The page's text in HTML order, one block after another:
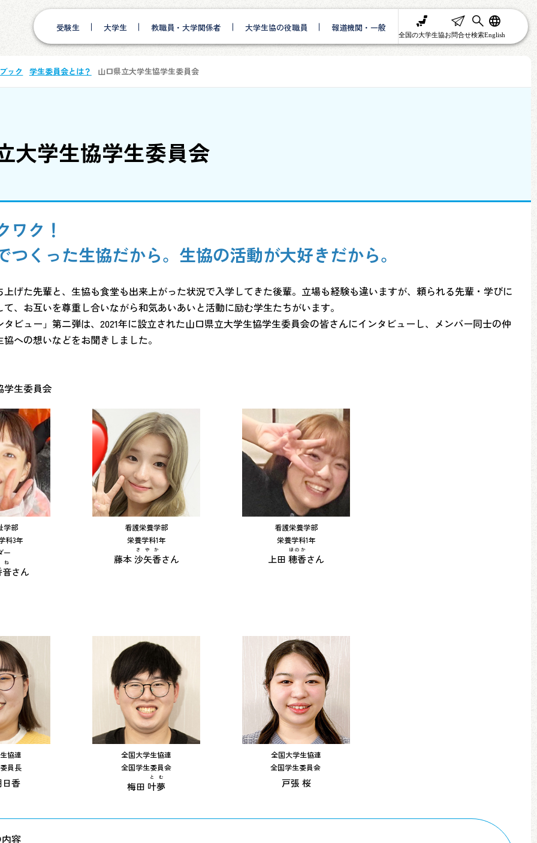
受験生 大学生 教職員・大学関係者 大学生協の役職員 報道機関・一般
全国の大学生協お問合せ検索English
ック 学生委員会とは？ 山口県立大学生協学生委員会
大学生協学生委員会
ワク！
つくった生協だから。生協の活動が大好きだから。
げた先輩と、生協も食堂も出来上がった状況で入学してきた後輩。立場も経験も違いますが、頼られる先輩・学びに
、お互いを尊重し合いながら和気あいあいと活動に励む学生たちがいます。
ビュー」第二弾は、2021年に設立された山口県立大学生協学生委員会の皆さんにインタビューし、メンバー同士の仲
への想いなどをお聞きしました。
学生委員会
学部
科3年
ー
ね
さん
看護栄養学部
栄養学科1年
藤本沙矢香
さやか
さん
看護栄養学部
栄養学科1年
上田 穂香
ほのか
さん
協連
員長
香
全国大学生協連
全国学生委員会
梅田 叶夢
とむ
全国大学生協連
全国学生委員会
戸張 桜
容